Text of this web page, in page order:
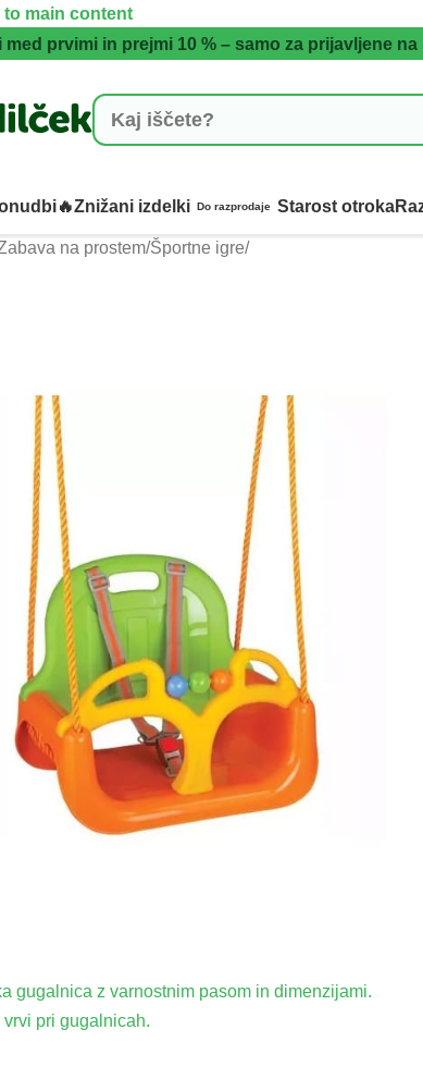
to main content
prvimi in prejmi 10 % – samo za prijavljene
🔥Znižani izdelki Do razprodaje Starost otroka
na prostem/Športne igre/